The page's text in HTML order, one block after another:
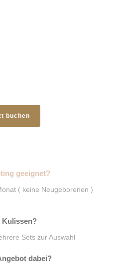
buchen
geeignet?
( keine Neugeborenen )
Kulissen?
Sets zur Auswahl
dabei?